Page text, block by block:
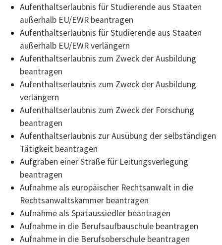
Aufenthaltserlaubnis für Studierende aus Staaten
außerhalb EU/EWR beantragen
Aufenthaltserlaubnis für Studierende aus Staaten
außerhalb EU/EWR verlängern
Aufenthaltserlaubnis zum Zweck der Ausbildung
beantragen
Aufenthaltserlaubnis zum Zweck der Ausbildung
verlängern
Aufenthaltserlaubnis zum Zweck der Forschung
beantragen
Aufenthaltserlaubnis zur Ausübung der selbständigen
Tätigkeit beantragen
Aufgraben einer Straße für Leitungsverlegung
beantragen
Aufnahme als europäischer Rechtsanwalt in die
Rechtsanwaltskammer beantragen
Aufnahme als Spätaussiedler beantragen
Aufnahme in die Berufsaufbauschule beantragen
Aufnahme in die Berufsoberschule beantragen